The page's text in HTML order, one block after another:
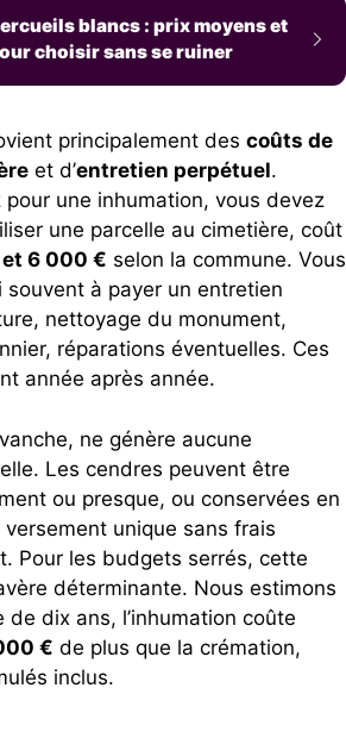
blancs : prix moyens et
choisir sans se ruiner
principalement des coûts de
et d’entretien perpétuel.
une inhumation, vous devez
une parcelle au cimetière, coût
6 000 € selon la commune. Vous
souvent à payer un entretien
nettoyage du monument,
réparations éventuelles. Ces
année après année.
ne génère aucune
Les cendres peuvent être
ou presque, ou conservées en
unique sans frais
Pour les budgets serrés, cette
déterminante. Nous estimons
dix ans, l’inhumation coûte
€ de plus que la crémation,
inclus.